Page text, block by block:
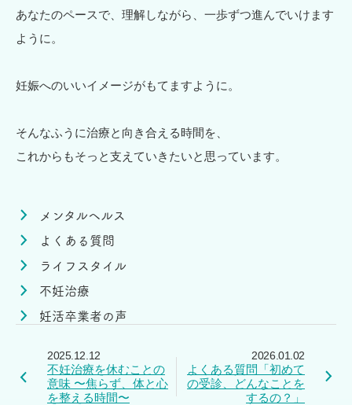
あなたのペースで、理解しながら、一歩ずつ進んでいけます
ように。
妊娠へのいいイメージがもてますように。
そんなふうに治療と向き合える時間を、
これからもそっと支えていきたいと思っています。
メンタルヘルス
よくある質問
ライフスタイル
不妊治療
妊活卒業者の声
2025.12.12
不妊治療を休むことの
意味 〜焦らず、体と心
を整える時間〜
2026.01.02
よくある質問「初めて
の受診、どんなことを
するの？」